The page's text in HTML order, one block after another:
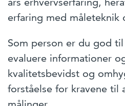
erfaring med måleteknik
Som person er du god
evaluere informationer
kvalitetsbevidst og
forståelse for kravene til